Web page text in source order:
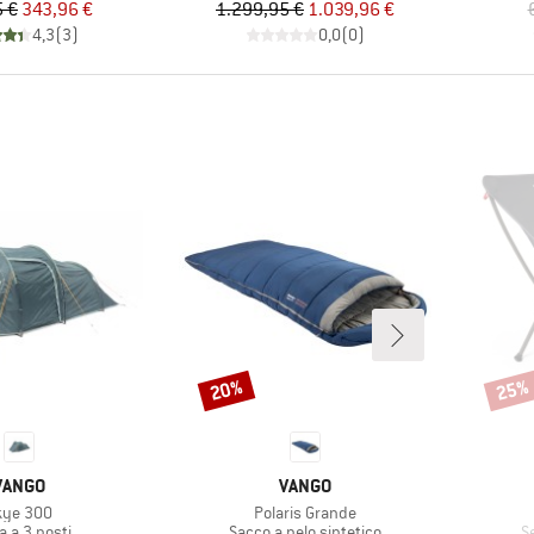
Prezzo
€Prezzo ridotto
343,96 €
4,3(3)
Prezzo
1.299,95 €Prezzo ridotto
1.039,96 €
0,0(0)
300
MARCHIO
VANGO
Articolo
Polaris Grande
Sconto
20% 25%